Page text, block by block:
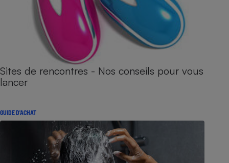
Sites de rencontres - Nos conseils pour vous
lancer
GUIDE D'ACHAT